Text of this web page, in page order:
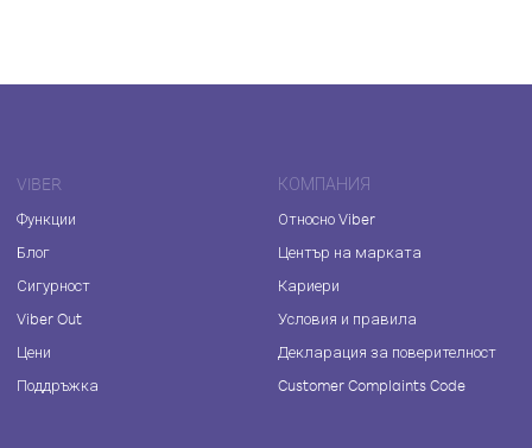
VIBER
Функции
Блог
Сигурност
Viber Out
Цени
Поддръжка
КОМПАНИЯ
Относно Viber
Център на марката
Кариери
Условия и правила
Декларация за поверителност
Customer Complaints Code